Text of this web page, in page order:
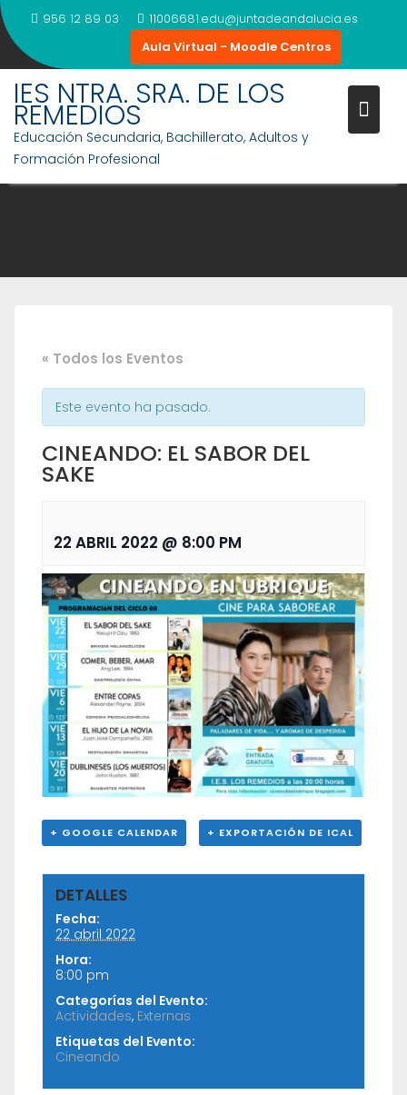
Saltar
al
contenido
956 12 89 03
11006681.edu@juntadeandalucia.es
Aula Virtual - Moodle Centros
IES NTRA. SRA. DE LOS
REMEDIOS
Educación Secundaria, Bachillerato, Adultos y
Formación Profesional
« Todos los Eventos
Este evento ha pasado.
CINEANDO: EL SABOR DEL
SAKE
22 ABRIL 2022 @ 8:00 PM
+ GOOGLE CALENDAR + EXPORTACIÓN DE ICAL
DETALLES
Fecha:
22 abril 2022
Hora:
8:00 pm
Categorías del Evento:
Actividades, Externas
Etiquetas del Evento:
Cineando